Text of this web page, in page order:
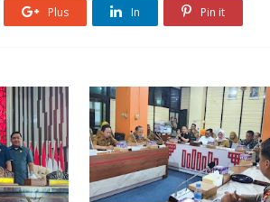
Plus In Pin it